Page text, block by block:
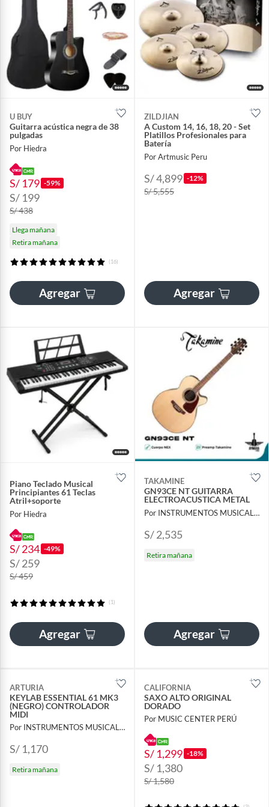
U BUY
Guitarra acústica negra de 38
pulgadas
Por Hiedra
S/ 179 -59%
S/ 199
S/ 438
Llega mañana
Retira mañana
(16)
Agregar
ZILDJIAN
A Custom 14, 16, 18, 20 - Set
Platillos Profesionales para
Batería
Por Artmusic Peru
S/ 4,899 -12%
S/ 5,555
Agregar
Piano Teclado Musical
Principiantes 61 Teclas
Atril+soporte
Por Hiedra
S/ 234 -49%
S/ 259
S/ 459
(1)
Agregar
TAKAMINE
GN93CE NT GUITARRA
ELECTROACUSTICA METAL
Por INSTRUMENTOS MUSICALES AYMARA
S/ 2,535
Retira mañana
Agregar
ARTURIA
KEYLAB ESSENTIAL 61 MK3
(NEGRO) CONTROLADOR
MIDI
Por INSTRUMENTOS MUSICALES AYMARA
S/ 1,170
Retira mañana
CALIFORNIA
SAXO ALTO ORIGINAL
DORADO
Por MUSIC CENTER PERÚ
S/ 1,299 -18%
S/ 1,380
S/ 1,580